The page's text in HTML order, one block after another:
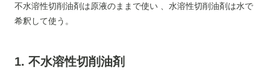
不水溶性切削油剤は原液のままで使い 、水溶性切削油剤は水で
希釈して使う。
1. 不水溶性切削油剤